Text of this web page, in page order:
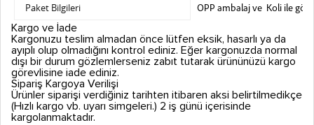
Paket Bilgileri
OPP ambalaj ve Koli ile
Kargo ve İade
Kargonuzu teslim almadan önce lütfen eksik, hasarlı ya da
ayıplı olup olmadığını kontrol ediniz. Eğer kargonuzda normal
dışı bir durum gözlemlerseniz zabıt tutarak ürününüzü kargo
görevlisine iade ediniz.
Sipariş Kargoya Verilişi
Ürünler siparişi verdiğiniz tarihten itibaren aksi belirtilmedikçe
(Hızlı kargo vb. uyarı simgeleri.) 2 iş günü içerisinde
kargolanmaktadır.